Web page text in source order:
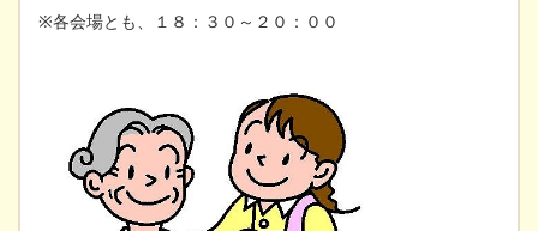
※各会場とも、１８：３０～２０：００